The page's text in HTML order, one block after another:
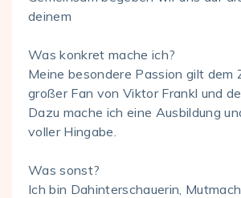
deinem
Was konkret mache ich?
Meine besondere Passion gilt dem
großer Fan von Viktor Frankl und
Dazu mache ich eine Ausbildung
voller Hingabe.
Was sonst?
Ich bin Dahinterschauerin,